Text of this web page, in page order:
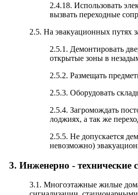
2.4.18. Использовать
вызвать переходные
2.5. На эвакуационных путях
2.5.1. Демонтировать
открытые зоны в
2.5.2. Размещать
2.5.3. Оборудовать
2.5.4. Загромождать
лоджиях, а так же
2.5.5. Не допускается
невозможно)
3. Инженерно - технические
3.1. Многоэтажные жилые